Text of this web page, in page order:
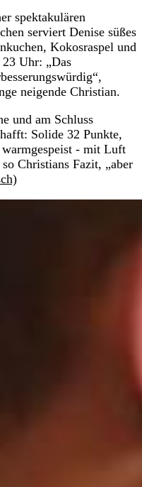
spektakulären
serviert Denise süßes
Kokosraspel und
Uhr: „Das
neigende Christian.
und am Schluss
Solide 32 Punkte,
- mit Luft
Christians Fazit, „aber